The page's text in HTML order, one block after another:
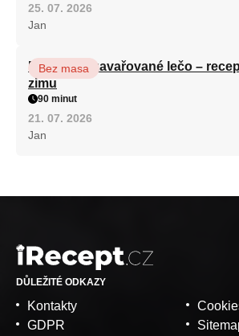
25. 07. 2026
Jan
Babiččino zavařované lečo –
zimu
Bez masa
90 minut
21. 07. 2026
Jan
DŮLEŽITÉ ODKAZY
Kontakty
GDPR